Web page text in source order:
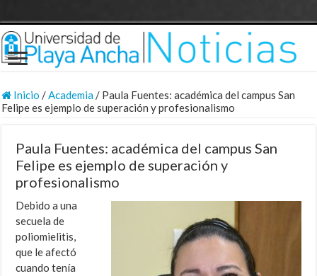
Inicio /Academia/ Paula Fuentes: académica del campus San
Felipe es ejemplo de superación y profesionalismo
Paula Fuentes: académica del campus San
Felipe es ejemplo de superación y
profesionalismo
Debido a una
secuela de
poliomielitis,
que le afectó
cuando tenía